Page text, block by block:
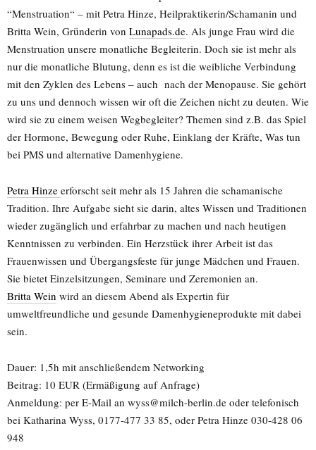
“Menstruation“ – mit Petra Hinze, Heilpraktikerin/Schamanin und
Britta Wein, Gründerin von Lunapads.de. Als junge Frau wird die
Menstruation unsere monatliche Begleiterin. Doch sie ist mehr als
nur die monatliche Blutung, denn es ist die weibliche Verbindung
mit den Zyklen des Lebens – auch nach der Menopause. Sie gehört
zu uns und dennoch wissen wir oft die Zeichen nicht zu deuten. Wie
wird sie zu einem weisen Wegbegleiter? Themen sind z.B. das Spiel
der Hormone, Bewegung oder Ruhe, Einklang der Kräfte, Was tun
bei PMS und alternative Damenhygiene.
Petra Hinze erforscht seit mehr als 15 Jahren die schamanische
Tradition. Ihre Aufgabe sieht sie darin, altes Wissen und Traditionen
wieder zugänglich und erfahrbar zu machen und nach heutigen
Kenntnissen zu verbinden. Ein Herzstück ihrer Arbeit ist das
Frauenwissen und Übergangsfeste für junge Mädchen und Frauen.
Sie bietet Einzelsitzungen, Seminare und Zeremonien an.
Britta Wein wird an diesem Abend als Expertin für
umweltfreundliche und gesunde Damenhygieneprodukte mit dabei
sein.
Dauer: 1,5h mit anschließendem Networking
Beitrag: 10 EUR (Ermäßigung auf Anfrage)
Anmeldung: per E-Mail an wyss@milch-berlin.de oder telefonisch
bei Katharina Wyss, 0177-477 33 85, oder Petra Hinze 030-428 06
948